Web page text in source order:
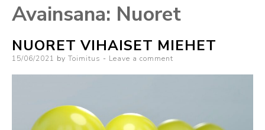
Avainsana: Nuoret
NUORET VIHAISET MIEHET
Posted
15/06/2021 by Toimitus Leave a comment